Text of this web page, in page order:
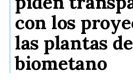
con los
las plantas de
biometano